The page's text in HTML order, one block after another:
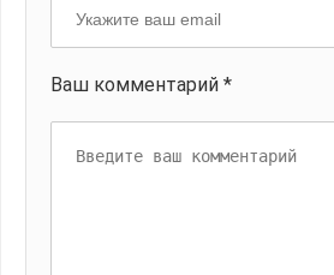
Ваш комментарий *